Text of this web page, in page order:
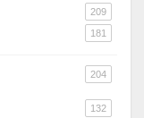
209
181
204
132